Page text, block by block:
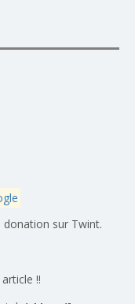
donation sur Twint.
!!